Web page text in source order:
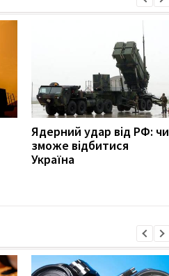
Ядерний удар від РФ: чи
зможе відбитися
Україна